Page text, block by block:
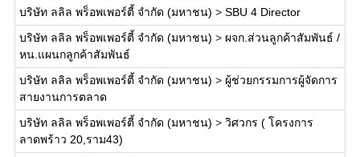
บริษัท ลลิล พร็อพเพอร์ตี้ จำกัด (มหาชน) > SBU 4 Director
บริษัท ลลิล พร็อพเพอร์ตี้ จำกัด (มหาชน) > ผจก.ส่วนลูกค้าสัมพันธ์ /
หน.แผนกลูกค้าสัมพันธ์
บริษัท ลลิล พร็อพเพอร์ตี้ จำกัด (มหาชน) > ผู้ช่วยกรรมการผู้จัดการ
สายงานการตลาด
บริษัท ลลิล พร็อพเพอร์ตี้ จำกัด (มหาชน) > วิศวกร ( โครงการ
ลาดพร้าว 20,ราม43)